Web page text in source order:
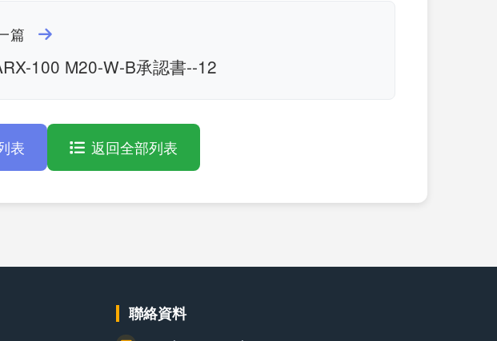
篇
100 M20-W-B承認書--12
表 返回全部列表
聯絡資料